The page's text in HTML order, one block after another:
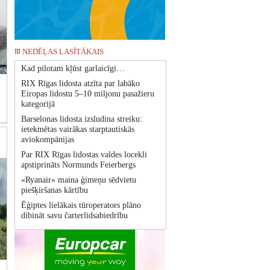
NEDĒĻAS LASĪTĀKAIS
Kad pilotam kļūst garlaicīgi…
RIX Rīgas lidosta atzīta par labāko
Eiropas lidostu 5–10 miljonu pasažieru
kategorijā
Barselonas lidosta izsludina streiku:
ietekmētas vairākas starptautiskās
aviokompānijas
Par RIX Rīgas lidostas valdes locekli
apstiprināts Normunds Feierbergs
«Ryanair» maina ģimeņu sēdvietu
piešķiršanas kārtību
Ēģiptes lielākais tūroperators plāno
dibināt savu čarterlidsabiedrību